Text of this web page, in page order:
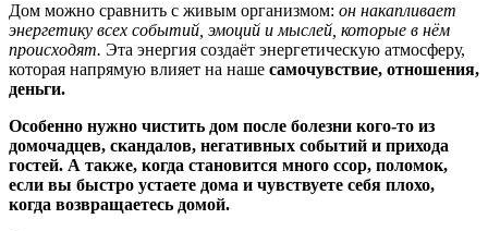
Дом можно сравнить с живым организмом: он накапливает
энергетику всех событий, эмоций и мыслей, которые в нём
происходят. Эта энергия создаёт энергетическую атмосферу,
которая напрямую влияет на наше самочувствие, отношения,
деньги.
Особенно нужно чистить дом после болезни кого-то из
домочадцев, скандалов, негативных событий и прихода
гостей. А также, когда становится много ссор, поломок,
если вы быстро устаете дома и чувствуете себя плохо,
когда возвращаетесь домой.